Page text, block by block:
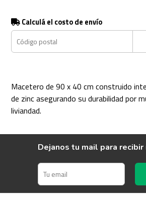
Calculá el costo de envío
Macetero de 90 x 40 cm construido
de zinc asegurando su durabilidad por
liviandad.
Dejanos tu mail para